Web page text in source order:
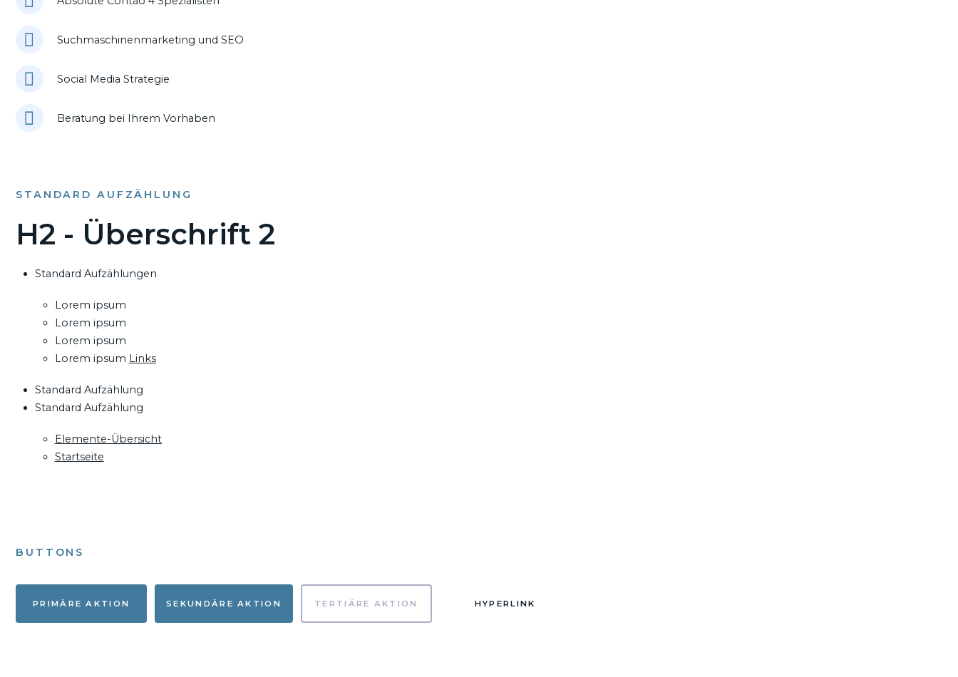
Suchmaschinenmarketing und SEO
Social Media Strategie
Beratung bei Ihrem Vorhaben
STANDARD AUFZÄHLUNG
H2 - Überschrift 2
Standard Aufzählungen
Lorem ipsum
Lorem ipsum
Lorem ipsum
Lorem ipsum Links
Standard Aufzählung
Standard Aufzählung
Elemente-Übersicht
Startseite
BUTTONS
PRIMÄRE AKTION SEKUNDÄRE AKTION TERTIÄRE AKTION HYPERLINK